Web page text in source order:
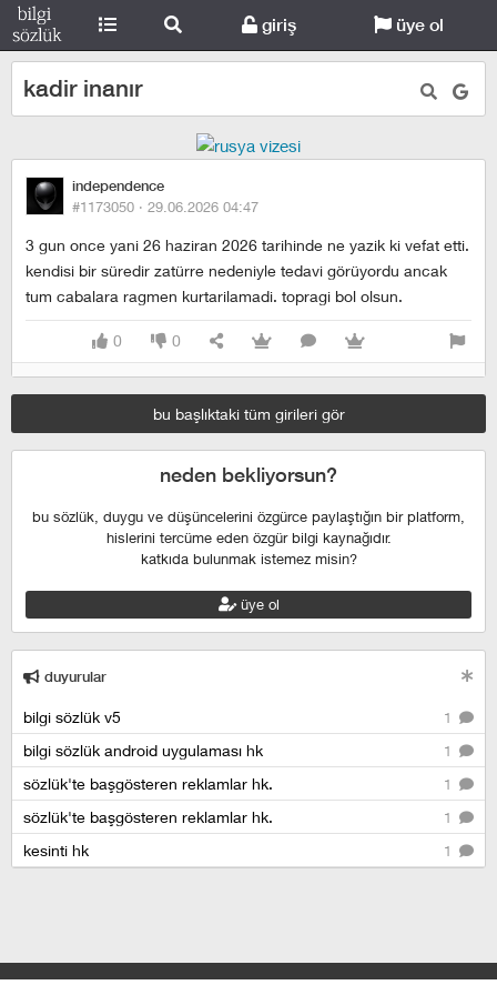
giriş üye ol
kadir inanır
independence
#1173050 · 29.06.2026 04:47
3 gun once yani 26 haziran 2026 tarihinde ne yazik ki vefat etti.
kendisi bir süredir zatürre nedeniyle tedavi görüyordu ancak
tum cabalara ragmen kurtarilamadi. topragi bol olsun.
0 0
bu başlıktaki tüm girileri gör
neden bekliyorsun?
bu sözlük, duygu ve düşüncelerini özgürce paylaştığın bir platform,
hislerini tercüme eden özgür bilgi kaynağıdır.
katkıda bulunmak istemez misin?
üye ol
duyurular
1
bilgi sözlük v5
1
bilgi sözlük android uygulaması hk
1
sözlük'te başgösteren reklamlar hk.
1
sözlük'te başgösteren reklamlar hk.
1
kesinti hk